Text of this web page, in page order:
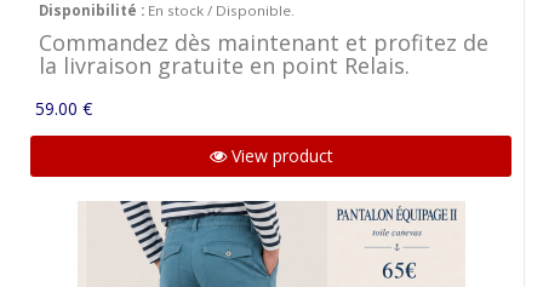
Disponibilité : En stock / Disponible.
Commandez dès maintenant et profitez de
la livraison gratuite en point Relais.
59.00 €
View product